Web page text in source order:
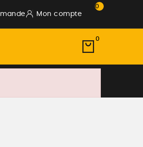
Mon compte
0
0